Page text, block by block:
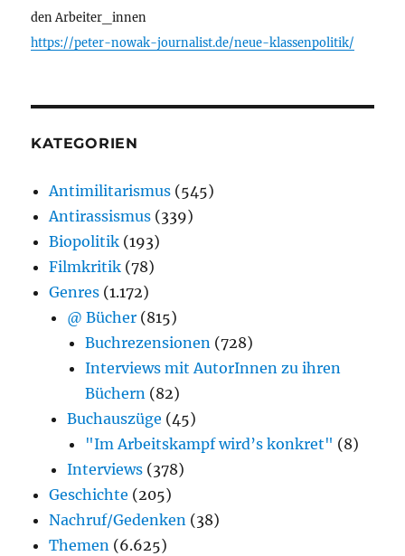
den Arbeiter_innen
https://peter-nowak-journalist.de/neue-klassenpolitik/
KATEGORIEN
Antimilitarismus (545)
Antirassismus (339)
Biopolitik (193)
Filmkritik (78)
Genres (1.172)
@ Bücher (815)
Buchrezensionen (728)
Interviews mit AutorInnen zu ihren
Büchern (82)
Buchauszüge (45)
"Im Arbeitskampf wird’s konkret" (8)
Interviews (378)
Geschichte (205)
Nachruf/Gedenken (38)
Themen (6.625)